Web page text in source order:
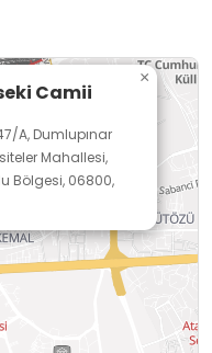
Camii
A, Dumlupınar
Mahallesi,
Bölgesi, 06800,
×